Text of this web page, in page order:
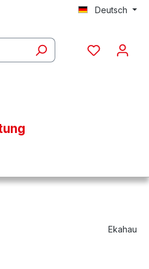
Deutsch
Ekahau